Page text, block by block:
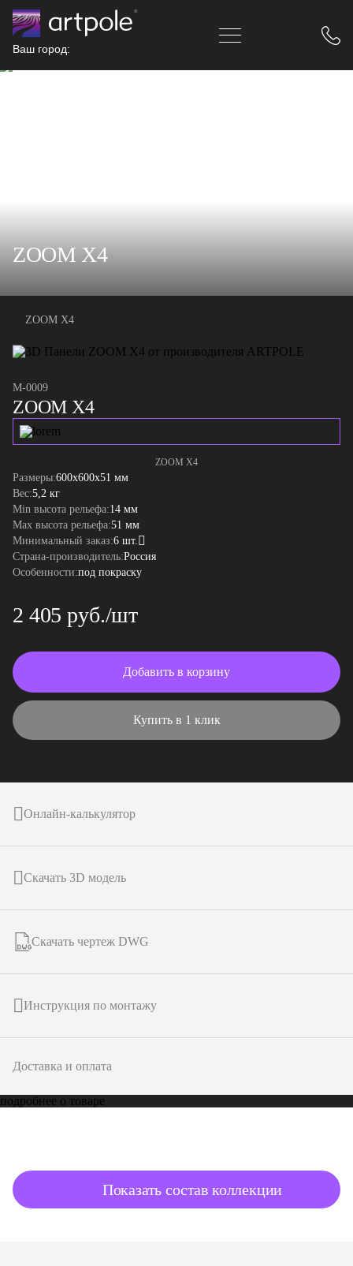
Ваш город:
ZOOM X4
ZOOM X4
M-0009
ZOOM X4
ZOOM X4
Размеры:600x600x51 мм
Вес:5,2 кг
Min высота рельефа:14 мм
Max высота рельефа:51 мм
Минимальный заказ:6 шт.
Страна-производитель:Россия
Особенности:под покраску
2 405 руб./шт
Добавить в корзину
Купить в 1 клик
Онлайн-калькулятор
Скачать 3D модель
Скачать чертеж DWG
Инструкция по монтажу
Доставка и оплата
подробнее о товаре
Показать состав коллекции